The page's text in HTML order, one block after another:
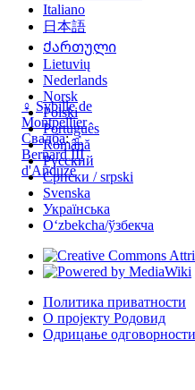
♀ Sybille de
Montpellier
Свадба:♂
Bernard III
d'Anduze
Italiano
日本語
Ქართული
Lietuvių
Nederlands
Norsk
Polski
Português
Română
Русский
Српски / srpski
Svenska
Українська
Oʻzbekcha/ўзбекча
Политика приватности
О пројекту Родовид
Одрицање одговорности